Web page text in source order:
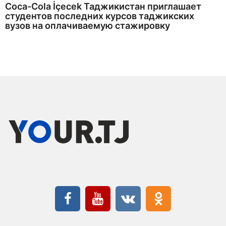
Coca-Cola İçecek Таджикистан приглашает
студентов последних курсов таджикских
вузов на оплачиваемую стажировку